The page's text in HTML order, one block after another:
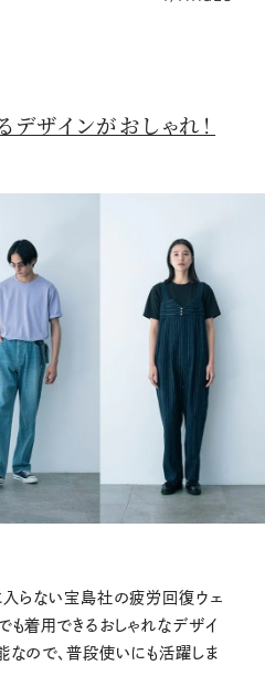
ザインがおしゃれ！
入らない宝島社の疲労回復ウェ
も着用できるおしゃれなデザイ
なので、普段使いにも活躍しま